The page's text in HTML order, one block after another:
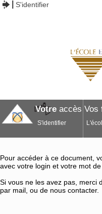
S'identifier
Votreaccès
S'identifier
Vos
Pour accéder à ce document,
avec votre login et votre mot
Si vous ne les avez pas, merci
par mail, ou de nous contacter.